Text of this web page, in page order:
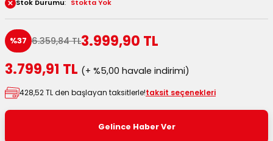
Stok Durumu Stokta Yok
%37 6.359,84 TL3.999,90 TL
3.799,91 TL (+ %5,00 havale indirimi)
428,52 TL den başlayan taksitlerle!taksit seçenekleri
Gelince Haber Ver